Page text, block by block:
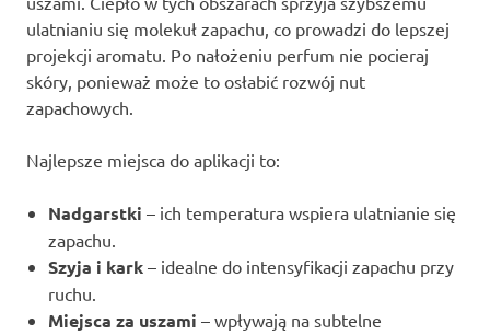
ulatnianiu się molekuł zapachu, co prowadzi do lepszej
projekcji aromatu. Po nałożeniu perfum nie pocieraj
skóry, ponieważ może to osłabić rozwój nut
zapachowych.
Najlepsze miejsca do aplikacji to:
Nadgarstki – ich temperatura wspiera ulatnianie się
zapachu.
Szyja i kark – idealne do intensyfikacji zapachu przy
ruchu.
Miejsca za uszami – wpływają na subtelne